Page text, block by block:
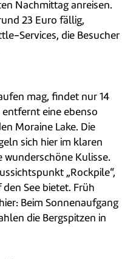
Nachmittag anreisen.
23 Euro fällig,
Services, die Besucher
mag, findet nur 14
entfernt eine ebenso
Moraine Lake. Die
sich hier im klaren
wunderschöne Kulisse.
„Rockpile“,
See bietet. Früh
Beim Sonnenaufgang
die Bergspitzen in